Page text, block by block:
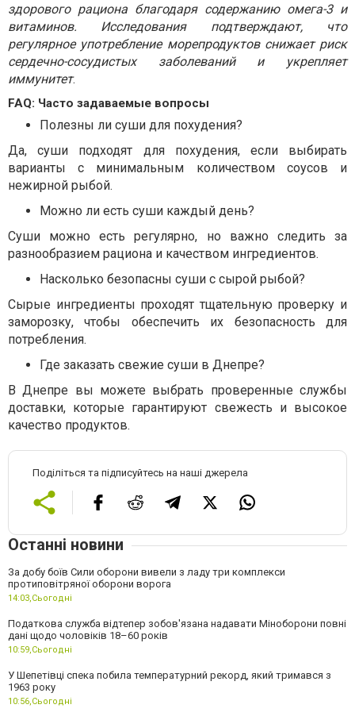
здорового рациона благодаря содержанию омега-3 и
витаминов. Исследования подтверждают, что
регулярное употребление морепродуктов снижает риск
сердечно-сосудистых заболеваний и укрепляет
иммунитет.
FAQ: Часто задаваемые вопросы
Полезны ли суши для похудения?
Да, суши подходят для похудения, если выбирать
варианты с минимальным количеством соусов и
нежирной рыбой.
Можно ли есть суши каждый день?
Суши можно есть регулярно, но важно следить за
разнообразием рациона и качеством ингредиентов.
Насколько безопасны суши с сырой рыбой?
Сырые ингредиенты проходят тщательную проверку и
заморозку, чтобы обеспечить их безопасность для
потребления.
Где заказать свежие суши в Днепре?
В Днепре вы можете выбрать проверенные службы
доставки, которые гарантируют свежесть и высокое
качество продуктов.
Поділіться та підписуйтесь на наші джерела
Останні новини
За добу боїв Сили оборони вивели з ладу три комплекси
протиповітряної оборони ворога
14:03,Сьогодні
Податкова служба відтепер зобов'язана надавати Міноборони повні
дані щодо чоловіків 18–60 років
10:59,Сьогодні
У Шепетівці спека побила температурний рекорд, який тримався з
1963 року
10:56,Сьогодні